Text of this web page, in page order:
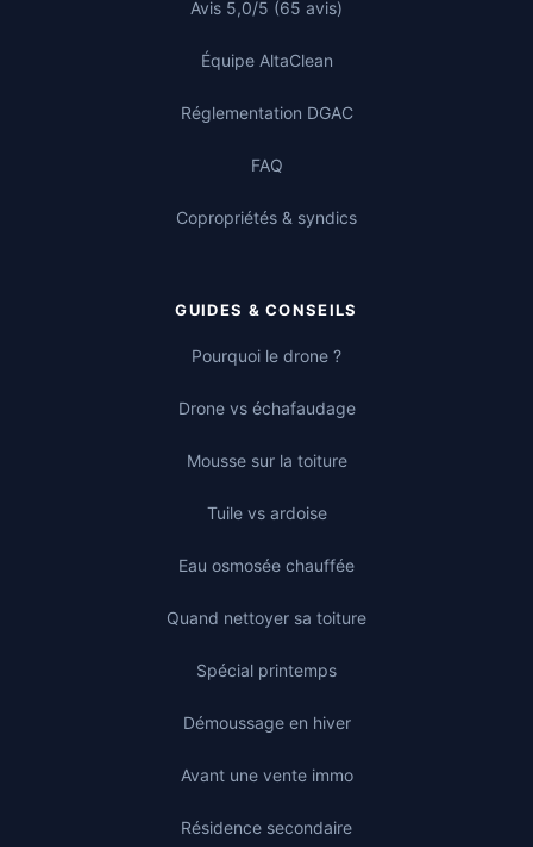
Avis 5,0/5 (65 avis)
Équipe AltaClean
Réglementation DGAC
FAQ
Copropriétés & syndics
GUIDES & CONSEILS
Pourquoi le drone ?
Drone vs échafaudage
Mousse sur la toiture
Tuile vs ardoise
Eau osmosée chauffée
Quand nettoyer sa toiture
Spécial printemps
Démoussage en hiver
Avant une vente immo
Résidence secondaire